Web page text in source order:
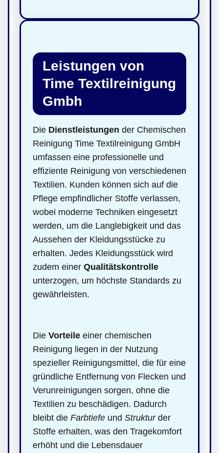
Leistungen von
Time Textilreinigung
Gmbh
Die Dienstleistungen der Chemischen
Reinigung Time Textilreinigung GmbH
umfassen eine professionelle und
effiziente Reinigung von verschiedenen
Textilien. Kunden können sich auf die
Pflege empfindlicher Stoffe verlassen,
wobei moderne Techniken eingesetzt
werden, um die Langlebigkeit und das
Aussehen der Kleidungsstücke zu
erhalten. Jedes Kleidungsstück wird
zudem einer Qualitätskontrolle
unterzogen, um höchste Standards zu
gewährleisten.
Die Vorteile einer chemischen
Reinigung liegen in der Nutzung
spezieller Reinigungsmittel, die für eine
gründliche Entfernung von Flecken und
Verunreinigungen sorgen, ohne die
Textilien zu beschädigen. Dadurch
bleibt die Farbtiefe und Strukturder
Stoffe erhalten, was den Tragekomfort
erhöht und die Lebensdauer